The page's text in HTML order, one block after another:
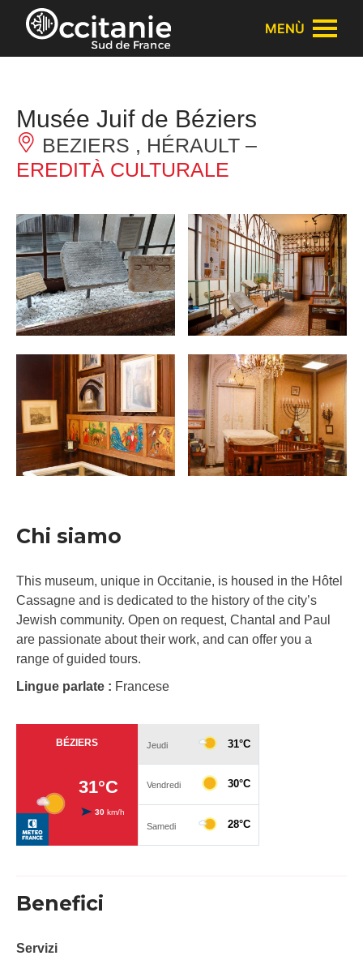
Pannello di gestione dei cookies
MENÙ
Musée Juif de Béziers
BEZIERS , HÉRAULT –
EREDITÀ CULTURALE
Chi siamo
This museum, unique in Occitanie, is housed in the Hôtel
Cassagne and is dedicated to the history of the city’s
Jewish community. Open on request, Chantal and Paul
are passionate about their work, and can offer you a
range of guided tours.
Lingue parlate : Francese
Benefici
Servizi